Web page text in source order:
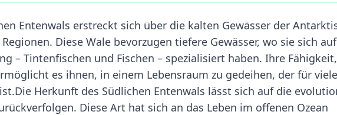
Entenwals erstreckt sich über die kalten Gewässer der
Diese Wale bevorzugen tiefere Gewässer, wo sie sich
– Tintenfischen und Fischen – spezialisiert haben. Ihre Fähigkeit,
es ihnen, in einem Lebensraum zu gedeihen, der für viele
Herkunft des Südlichen Entenwals lässt sich auf die
Diese Art hat sich an das Leben im offenen Ozean